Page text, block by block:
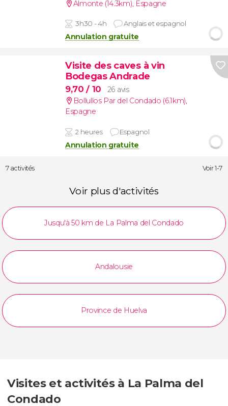
Almonte (14.3km) Espagne
3h30 - 4h Anglais et espagnol
Annulation gratuite
Visite des caves à vin
Bodegas Andrade
9,70/ 10
26 avis
Bollullos Par del Condado (6.1km),
Espagne
2 heures Espagnol
Annulation gratuite
7 activités Voir 1-7
Voir plus d'activités
Jusqu'à 50 km de La Palma del Condado
Andalousie
Province de Huelva
Visites et activités à La Palma del
Condado